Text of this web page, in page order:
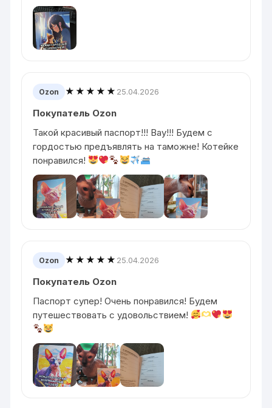
Ozon ★★★★★ 25.04.2026
Покупатель Ozon
Такой красивый паспорт!!! Вау!!! Будем с
гордостью предъявлять на таможне! Котейке
понравился!
Ozon ★★★★★ 25.04.2026
Покупатель Ozon
Паспорт супер! Очень понравился! Будем
путешествовать с удовольствием!